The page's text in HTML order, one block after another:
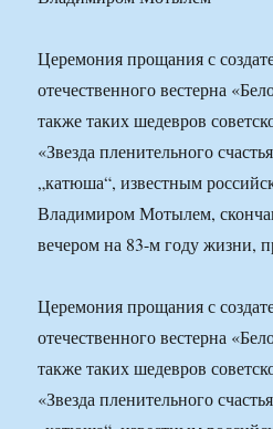
Церемония прощания с
отечественного вестерна
также таких шедевров
«Звезда пленительного
„катюша“, известным
Владимиром Мотылем,
вечером на 83-м году жизни,
Церемония прощания с
отечественного вестерна
также таких шедевров
«Звезда пленительного